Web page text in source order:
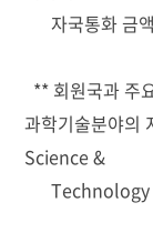
자국통화 금
** 회원국과 주
과학기술분야의
Science &
Technology